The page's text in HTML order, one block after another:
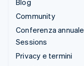
Blog
Community
Conferenza annuale
Sessions
Privacy e termini